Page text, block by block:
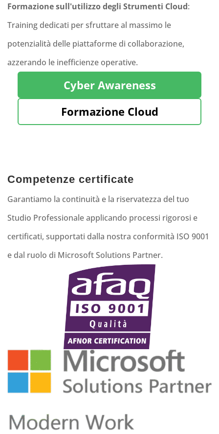
Formazione sull'utilizzo degli Strumenti Cloud:
Training dedicati per sfruttare al massimo le
potenzialità delle piattaforme di collaborazione,
azzerando le inefficienze operative.
Cyber Awareness
Formazione Cloud
Competenze certificate
Garantiamo la continuità e la riservatezza del tuo
Studio Professionale applicando processi rigorosi e
certificati, supportati dalla nostra conformità ISO 9001
e dal ruolo di Microsoft Solutions Partner.